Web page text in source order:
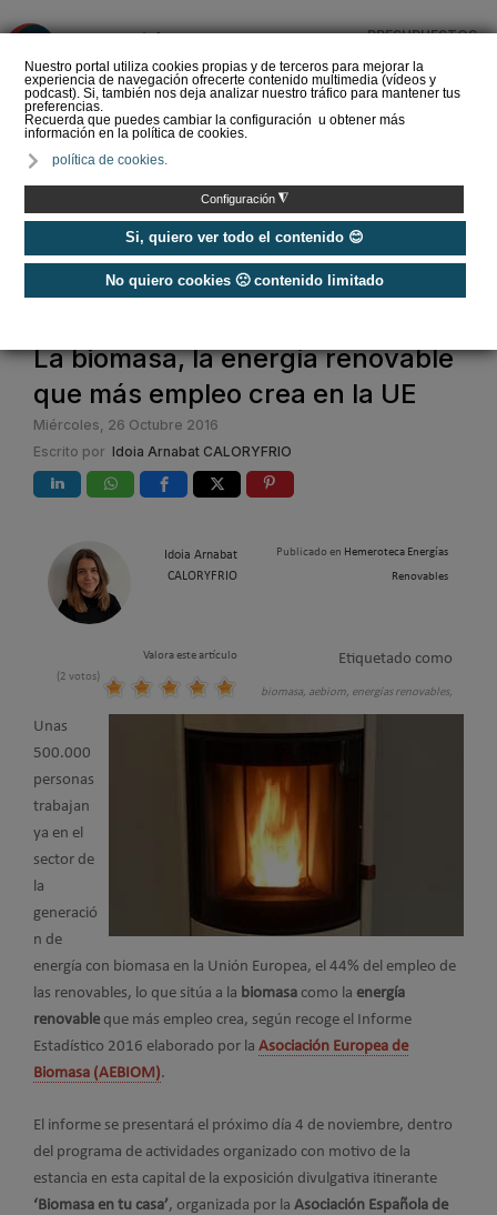
Nuestro portal utiliza cookies propias y de terceros para mejorar la
experiencia de navegación ofrecerte contenido multimedia (vídeos y
podcast). Si, también nos deja analizar nuestro tráfico para mantener tus
preferencias.
Recuerda que puedes cambiar la configuración u obtener más
información en la política de cookies.
política de cookies.
Configuración ◮
Si, quiero ver todo el contenido 😊
No quiero cookies 🙁 contenido limitado
PRESUPUESTOS
Electrificación constate el
pap…
La biomasa, la energía renovable
que más empleo crea en la UE
Miércoles, 26 Octubre 2016
Escrito por Idoia Arnabat CALORYFRIO
Idoia Arnabat
CALORYFRIO
Publicado en Hemeroteca Energías
Renovables
Valora este artículo
(2 votos)
Etiquetado como
biomasa, aebiom, energías renovables,
Unas
500.000
personas
trabajan
ya en el
sector de
la
generació
n de
energía con biomasa en la Unión Europea, el 44% del empleo de
las renovables, lo que sitúa a la biomasa como la energía
renovableque más empleo crea, según recoge el Informe
Estadístico 2016 elaborado por la Asociación Europea de
Biomasa (AEBIOM).
El informe se presentará el próximo día 4 de noviembre, dentro
del programa de actividades organizado con motivo de la
estancia en esta capital de la exposición divulgativa itinerante
‘Biomasa en tu casa’, organizada por la Asociación Española de